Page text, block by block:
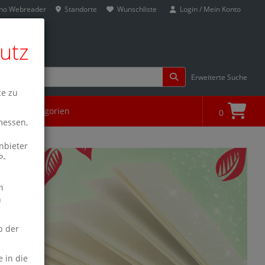
zu
der
in die
Webreader Standorte Wunschliste Login / Mein Konto
Erweiterte Suche
Alle Kategorien 0